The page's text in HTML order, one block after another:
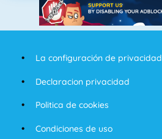
La configuración de privacidad
Declaracion privacidad
Politica de cookies
Condiciones de uso